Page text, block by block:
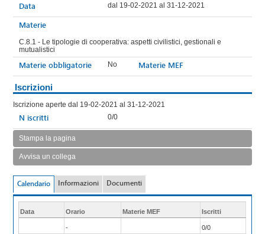
Data
dal 19-02-2021 al 31-12-2021
Materie
C.8.1 - Le tipologie di cooperativa: aspetti civilistici, gestionali e
mutualistici
Materie obbligatorie No Materie MEF
Iscrizioni
Iscrizione aperte dal 19-02-2021 al 31-12-2021
N iscritti 0/0
Stampa la pagina
Avvisa un collega
Calendario Informazioni Documenti
Data Orario Materie MEF Iscritti
- 0/0